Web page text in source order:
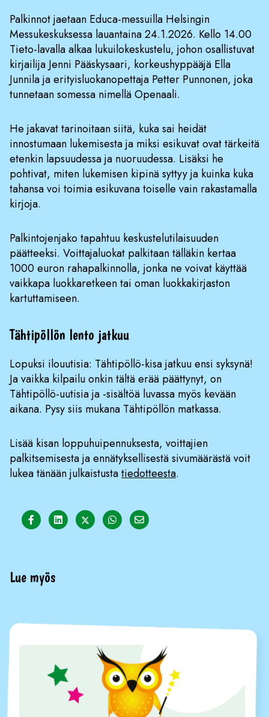
Palkinnot jaetaan Educa-messuilla Helsingin
Messukeskuksessa lauantaina 24.1.2026. Kello 14.00
Tieto-lavalla alkaa lukuilokeskustelu, johon osallistuvat
kirjailija Jenni Pääskysaari, korkeushyppääjä Ella
Junnila ja erityisluokanopettaja Petter Punnonen, joka
tunnetaan somessa nimellä Openaali.
He jakavat tarinoitaan siitä, kuka sai heidät
innostumaan lukemisesta ja miksi esikuvat ovat tärkeitä
etenkin lapsuudessa ja nuoruudessa. Lisäksi he
pohtivat, miten lukemisen kipinä syttyy ja kuinka kuka
tahansa voi toimia esikuvana toiselle vain rakastamalla
kirjoja.
Palkintojenjako tapahtuu keskustelutilaisuuden
päätteeksi. Voittajaluokat palkitaan tälläkin kertaa
1000 euron rahapalkinnolla, jonka ne voivat käyttää
vaikkapa luokkaretkeen tai oman luokkakirjaston
kartuttamiseen.
Tähtipöllön lento jatkuu
Lopuksi ilouutisia: Tähtipöllö-kisa jatkuu ensi syksynä!
Ja vaikka kilpailu onkin tältä erää päättynyt, on
Tähtipöllö-uutisia ja -sisältöä luvassa myös kevään
aikana. Pysy siis mukana Tähtipöllön matkassa.
Lisää kisan loppuhuipennuksesta, voittajien
palkitsemisesta ja ennätyksellisestä sivumäärästä voit
lukea tänään julkaistustatiedotteesta.
Share on Facebook
Share on LinkedIn
Share on Twitter
Share on WhatsApp
Lue myös